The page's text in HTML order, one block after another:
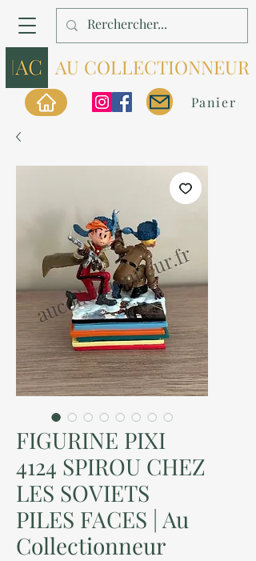
AU COLLECTIONNEUR
Panier
FIGURINE PIXI
4124 SPIROU CHEZ
LES SOVIETS
PILES FACES | Au
Collectionneur